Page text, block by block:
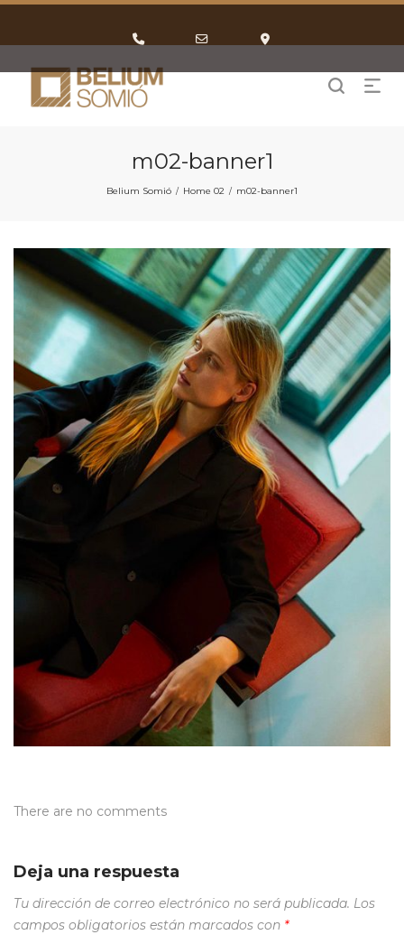
m02-banner1
Belium Somió / Home 02 / m02-banner1
There are no comments
Deja una respuesta
Tu dirección de correo electrónico no será publicada. Los
campos obligatorios están marcados con *
for
calling